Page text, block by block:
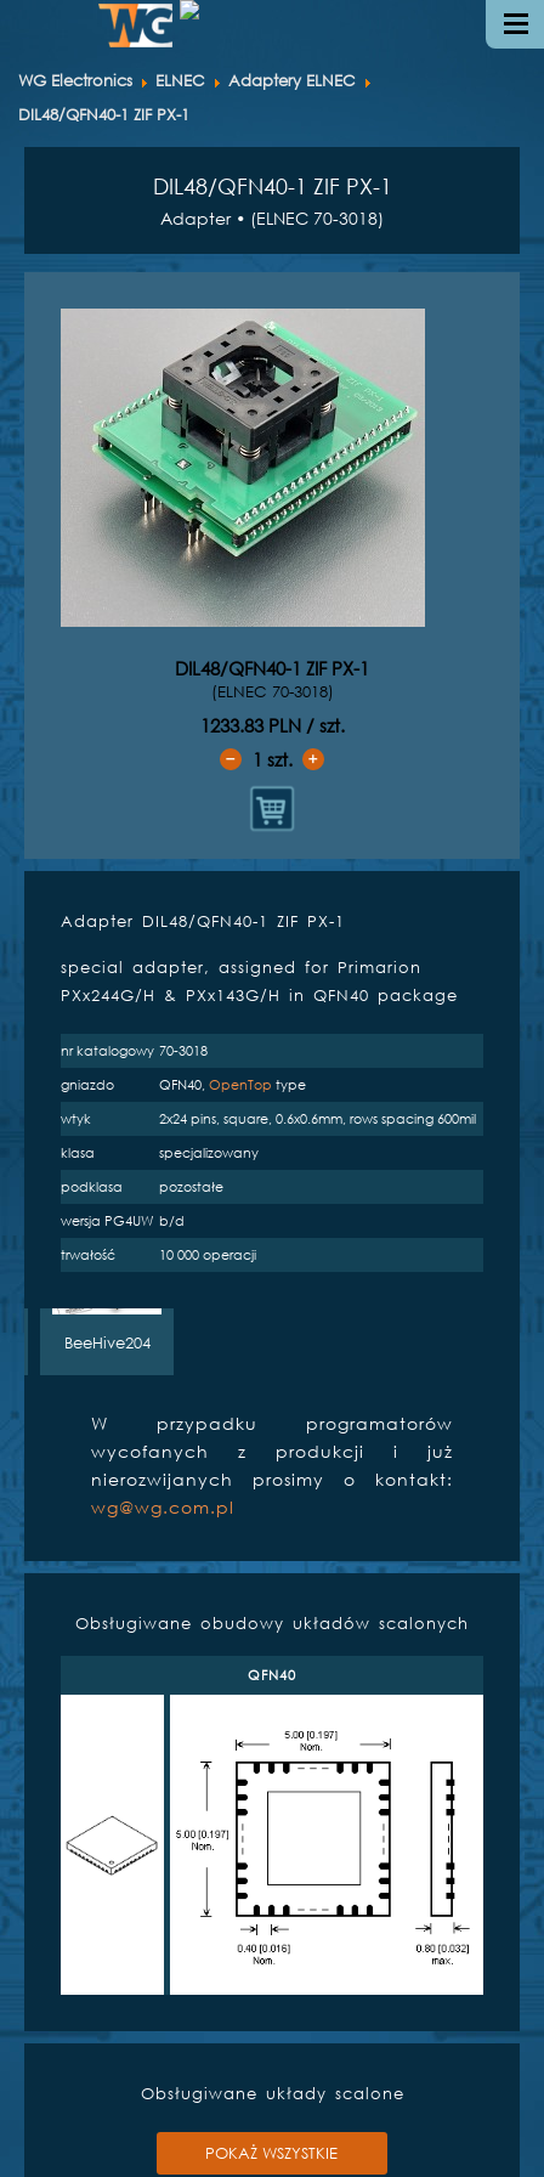
WG Electronics ELNEC
Adaptery ELNEC
DIL48/QFN40-1 ZIF PX-1
DIL48/QFN40-1 ZIF PX-1
Adapter • (ELNEC 70-3018)
DIL48/QFN40-1 ZIF PX-1
(ELNEC 70-3018)
1233.83 PLN / szt.
➕
1 szt.
➖
Adapter DIL48/QFN40-1 ZIF PX-1
special adapter, assigned for Primarion
PXx244G/H & PXx143G/H in QFN40 package
nr katalogowy 70-3018
gniazdo
QFN40, OpenTop type
wtyk
2x24 pins, square, 0.6x0.6mm, rows spacing 600mil
klasa
specjalizowany
podklasa
pozostałe
wersja PG4UW b/d
trwałość
10 000 operacji
Kompatybilne programatory
inżynierskie
BeeProg2 BeeProg2C BeeProg+
BeeHive204
W przypadku programatorów
wycofanych z produkcji i już
nierozwijanych prosimy o kontakt:
wg@wg.com.pl
Obsługiwane obudowy układów scalonych
QFN40
Obsługiwane układy scalone
POKAŻ WSZYSTKIE